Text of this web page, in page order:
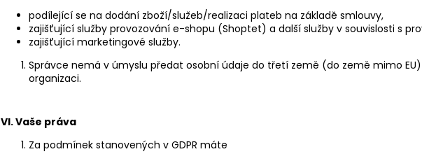
podílející se na dodání zboží/služeb/realizaci plateb na základě smlouvy,
zajišťující služby provozování e-shopu (Shoptet) a další služby v souvislosti s
zajišťující marketingové služby.
Správce nemá v úmyslu předat osobní údaje do třetí země (do země mimo
organizaci.
VI.Vaše práva
Za podmínek stanovených v GDPR máte